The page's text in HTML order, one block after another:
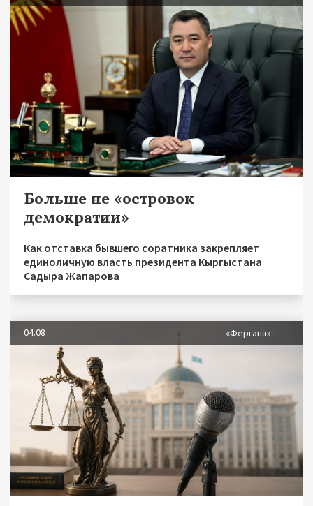
Больше не «островок
демократии»
Как отставка бывшего соратника закрепляет
единоличную власть президента Кыргыстана
Садыра Жапарова
04.08 «Фергана»